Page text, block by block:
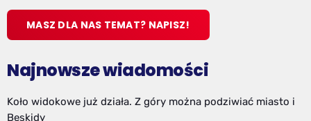
MASZ DLA NAS TEMAT? NAPISZ!
Najnowsze wiadomości
Koło widokowe już działa. Z góry można podziwiać miasto i
Beskidy